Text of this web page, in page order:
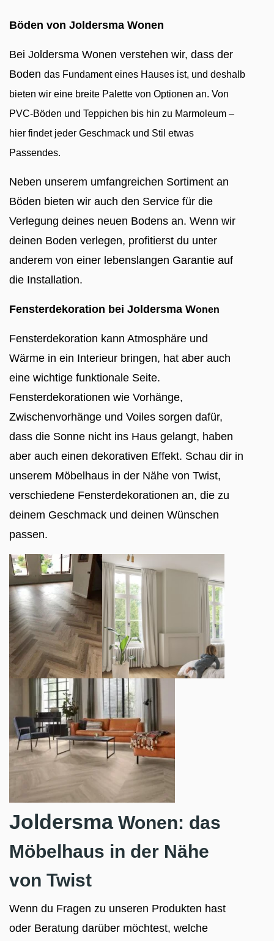
Böden von Joldersma Wonen
Bei Joldersma Wonen verstehen wir, dass der
Boden das Fundament eines Hauses ist, und deshalb
bieten wir eine breite Palette von Optionen an. Von
PVC-Böden und Teppichen bis hin zu Marmoleum –
hier findet jeder Geschmack und Stil etwas
Passendes.
Neben unserem umfangreichen Sortiment an
Böden bieten wir auch den Service für die
Verlegung deines neuen Bodens an. Wenn wir
deinen Boden verlegen, profitierst du unter
anderem von einer lebenslangen Garantie auf
die Installation.
Fensterdekoration bei Joldersma Wonen
Fensterdekoration kann Atmosphäre und
Wärme in ein Interieur bringen, hat aber auch
eine wichtige funktionale Seite.
Fensterdekorationen wie Vorhänge,
Zwischenvorhänge und Voiles sorgen dafür,
dass die Sonne nicht ins Haus gelangt, haben
aber auch einen dekorativen Effekt. Schau dir in
unserem Möbelhaus in der Nähe von Twist,
verschiedene Fensterdekorationen an, die zu
deinem Geschmack und deinen Wünschen
passen.
JoldersmaWonen: das
Möbelhaus in der Nähe
von Twist
Wenn du Fragen zu unseren Produkten hast
oder Beratung darüber möchtest, welche